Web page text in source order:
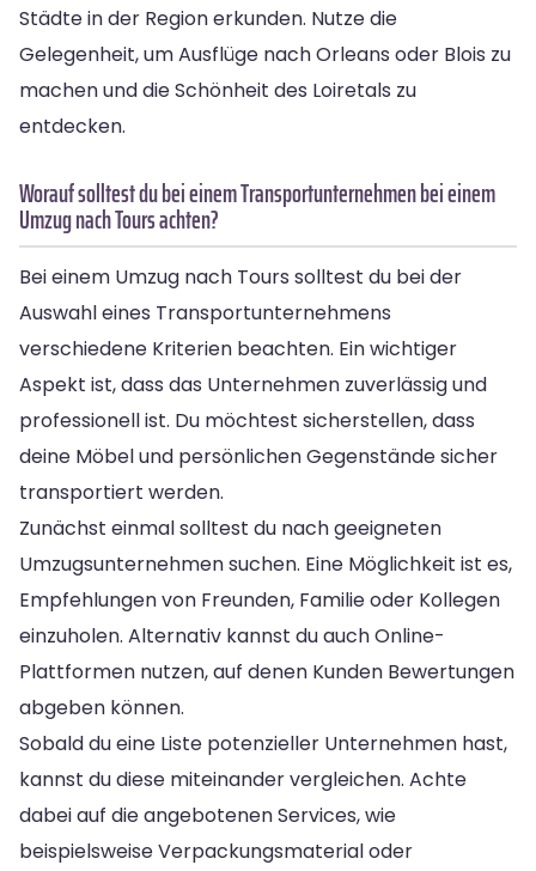
Städte in der Region erkunden. Nutze die
Gelegenheit, um Ausflüge nach Orleans oder Blois zu
machen und die Schönheit des Loiretals zu
entdecken.
Worauf solltest du bei einem Transportunternehmen bei einem
Umzug nach Tours achten?
Bei einem Umzug nach Tours solltest du bei der
Auswahl eines Transportunternehmens
verschiedene Kriterien beachten. Ein wichtiger
Aspekt ist, dass das Unternehmen zuverlässig und
professionell ist. Du möchtest sicherstellen, dass
deine Möbel und persönlichen Gegenstände sicher
transportiert werden.
Zunächst einmal solltest du nach geeigneten
Umzugsunternehmen suchen. Eine Möglichkeit ist es,
Empfehlungen von Freunden, Familie oder Kollegen
einzuholen. Alternativ kannst du auch Online-
Plattformen nutzen, auf denen Kunden Bewertungen
abgeben können.
Sobald du eine Liste potenzieller Unternehmen hast,
kannst du diese miteinander vergleichen. Achte
dabei auf die angebotenen Services, wie
beispielsweise Verpackungsmaterial oder